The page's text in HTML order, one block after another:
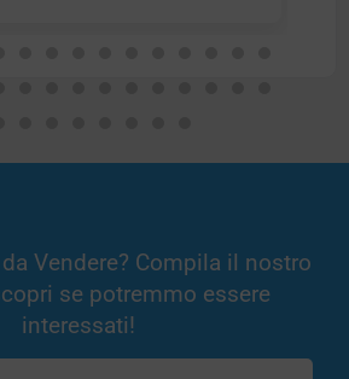
Vendere? Compila il nostro
se potremmo essere
interessati!